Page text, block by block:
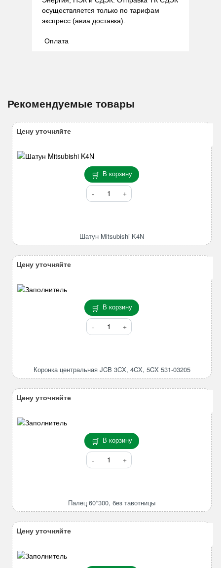
осуществляется только по тарифам
экспресс (авиа доставка).
Оплата
Рекомендуемые товары
В корзину
Количество
товара
Шатун Mitsubishi K4N
Цену уточняйте
В корзину
Количество
товара
3CX,
Коронка центральная JCB 3CX, 4CX, 5CX 531-03205
Цену уточняйте
В корзину
Количество
товара
тавотницы
Палец 60*300, без тавотницы
Цену уточняйте
Цену уточняйте